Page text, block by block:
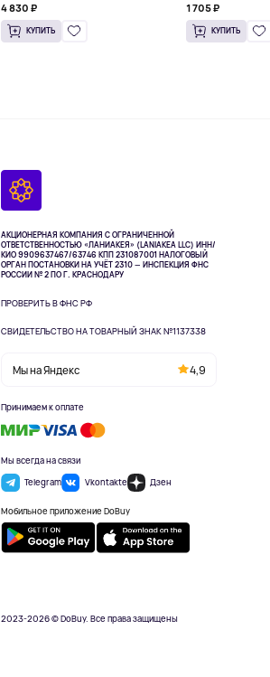
4 830 ₽
КУПИТЬ
1 705 ₽
КУПИТЬ
АКЦИОНЕРНАЯ КОМПАНИЯ С ОГРАНИЧЕННОЙ
ОТВЕТСТВЕННОСТЬЮ «ЛАНИАКЕЯ» (LANIAKEA LLC) ИНН/
КИО 9909637467/63746 КПП 231087001НАЛОГОВЫЙ
ОРГАН ПОСТАНОВКИ НА УЧЁТ 2310 — ИНСПЕКЦИЯ ФНС
РОССИИ № 2 ПО Г. КРАСНОДАРУ
ПРОВЕРИТЬ В ФНС РФ
СВИДЕТЕЛЬСТВО НА ТОВАРНЫЙ ЗНАК №1137338
Мы на Яндекс 4,9
Принимаем к оплате
Мы всегда на связи
Telegram
Vkontakte Дзен
Мобильное приложение DoBuy
2023-2026 © DoBuy. Все права защищены